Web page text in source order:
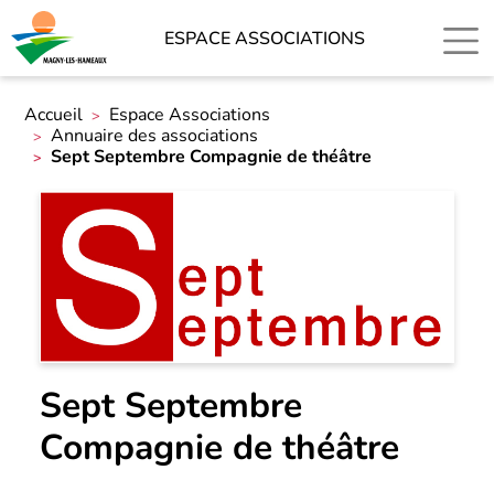
ESPACE ASSOCIATIONS
Accueil
Espace Associations
Annuaire des associations
Sept Septembre Compagnie de théâtre
Sept Septembre
Compagnie de théâtre